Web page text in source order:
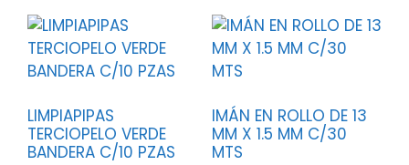
LIMPIAPIPAS
TERCIOPELO VERDE
BANDERA C/10 PZAS
IMÁN EN ROLLO DE 13
MM X 1.5 MM C/30
MTS